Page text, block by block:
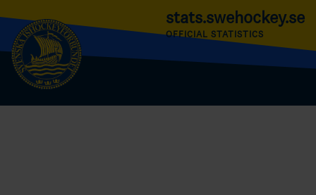
stats.swehockey.se
OFFICIAL STATISTICS